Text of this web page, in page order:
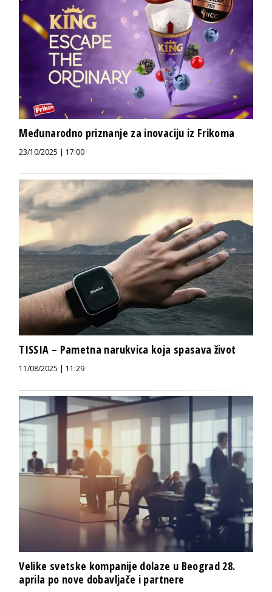
Međunarodno priznanje za inovaciju iz Frikoma
23/10/2025 | 17:00
TISSIA – Pametna narukvica koja spasava život
11/08/2025 | 11:29
Velike svetske kompanije dolaze u Beograd 28.
aprila po nove dobavljače i partnere